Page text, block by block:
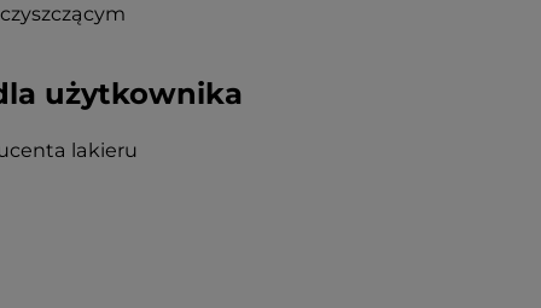
użytkownika
lakieru